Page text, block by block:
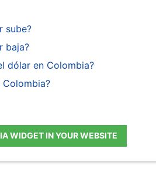
sube?
baja?
dólar en Colombia?
WIDGET IN YOUR WEBSITE